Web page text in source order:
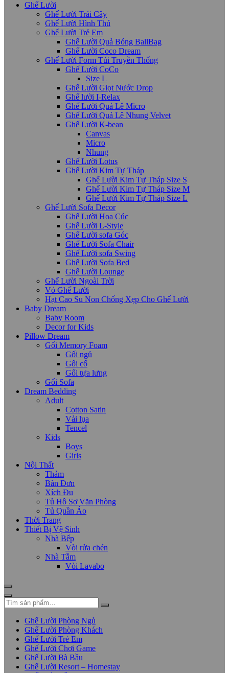
Ghế Lười
Ghế Lười Trái Cây
Ghế Lười Hình Thú
Ghế Lười Trẻ Em
Ghế Lười Quả Bóng BallBag
Ghế Lười Coco Dream
Ghế Lười Form Túi Truyền Thống
Ghế Lười CoCo
Size L
Ghế Lười Giọt Nước Drop
Ghế lười I-Relax
Ghế Lười Quả Lê Micro
Ghế Lười Quả Lê Nhung Velvet
Ghế Lười K-bean
Canvas
Micro
Nhung
Ghế Lười Lotus
Ghế Lười Kim Tự Tháp
Ghế Lười Kim Tự Tháp Size S
Ghế Lười Kim Tự Tháp Size M
Ghế Lười Kim Tự Tháp Size L
Ghế Lười Sofa Decor
Ghế Lười Hoa Cúc
Ghế Lười L-Style
Ghế Lười sofa Góc
Ghế Lười Sofa Chair
Ghế Lười sofa Swing
Ghế Lười Sofa Bed
Ghế Lười Lounge
Ghế Lười Ngoài Trời
Vỏ Ghế Lười
Hạt Cao Su Non Chống Xẹp Cho Ghế Lười
Baby Dream
Baby Room
Decor for Kids
Pillow Dream
Gối Memory Foam
Gối ngủ
Gối cổ
Gối tựa lưng
Gối Sofa
Dream Bedding
Adult
Cotton Satin
Vải lụa
Tencel
Kids
Boys
Girls
Nội Thất
Thảm
Bàn Đơn
Xích Đu
Tủ Hồ Sơ Văn Phòng
Tủ Quần Áo
Thời Trang
Thiết Bị Vệ Sinh
Nhà Bếp
Vòi rửa chén
Nhà Tắm
Vòi Lavabo
Ghế Lười Phòng Ngủ
Ghế Lười Phòng Khách
Ghế Lười Trẻ Em
Ghế Lười Chơi Game
Ghế Lười Bà Bầu
Ghế Lười Resort – Homestay